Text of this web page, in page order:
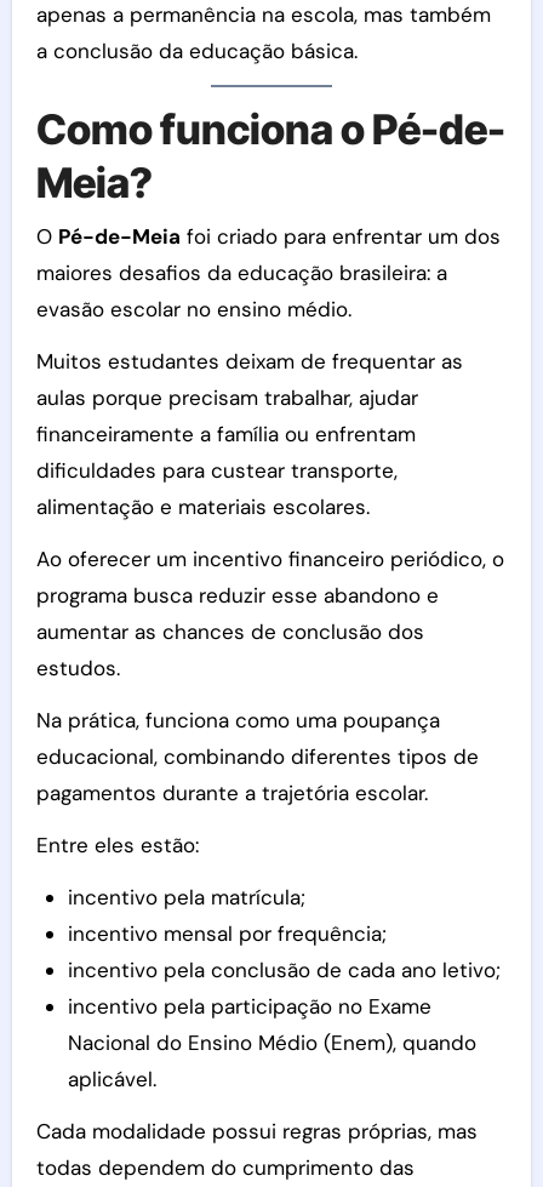
apenas a permanência na escola, mas também
a conclusão da educação básica.
Como funciona o Pé-de-
Meia?
O Pé-de-Meia foi criado para enfrentar um dos
maiores desafios da educação brasileira: a
evasão escolar no ensino médio.
Muitos estudantes deixam de frequentar as
aulas porque precisam trabalhar, ajudar
financeiramente a família ou enfrentam
dificuldades para custear transporte,
alimentação e materiais escolares.
Ao oferecer um incentivo financeiro periódico, o
programa busca reduzir esse abandono e
aumentar as chances de conclusão dos
estudos.
Na prática, funciona como uma poupança
educacional, combinando diferentes tipos de
pagamentos durante a trajetória escolar.
Entre eles estão:
incentivo pela matrícula;
incentivo mensal por frequência;
incentivo pela conclusão de cada ano letivo;
incentivo pela participação no Exame
Nacional do Ensino Médio (Enem), quando
aplicável.
Cada modalidade possui regras próprias, mas
todas dependem do cumprimento das